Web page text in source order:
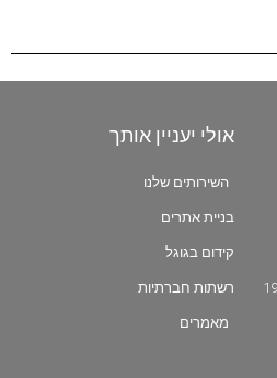
אולי יעניין אותך
השירותים שלנו
בניית אתרים
קידום בגוגל
רשתות חברתיות
מאמרים